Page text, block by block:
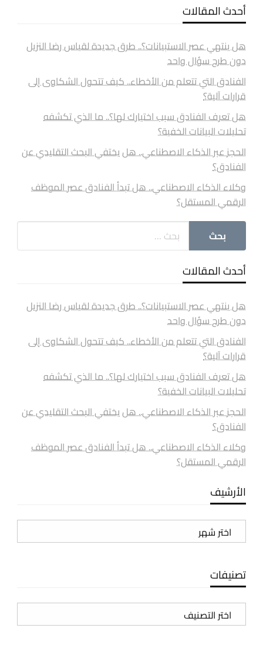
أحدث المقالات
هل ينتهي عصر الاستبيانات؟.. طرق جديدة لقياس رضا النزيل
دون طرح سؤال واحد
الفنادق التي تتعلم من الأخطاء.. كيف تتحول الشكاوى إلى
قرارات آلية؟
هل تعرف الفنادق سبب اختيارك لها؟.. ما الذي تكشفه
تحليلات البيانات الخفية؟
الحجز عبر الذكاء الاصطناعي.. هل يختفي البحث التقليدي عن
الفنادق؟
وكلاء الذكاء الاصطناعي.. هل تبدأ الفنادق عصر الموظف
الرقمي المستقل؟
أحدث المقالات
هل ينتهي عصر الاستبيانات؟.. طرق جديدة لقياس رضا النزيل
دون طرح سؤال واحد
الفنادق التي تتعلم من الأخطاء.. كيف تتحول الشكاوى إلى
قرارات آلية؟
هل تعرف الفنادق سبب اختيارك لها؟.. ما الذي تكشفه
تحليلات البيانات الخفية؟
الحجز عبر الذكاء الاصطناعي.. هل يختفي البحث التقليدي عن
الفنادق؟
وكلاء الذكاء الاصطناعي.. هل تبدأ الفنادق عصر الموظف
الرقمي المستقل؟
الأرشيف
الأرشيف
تصنيفات
تصنيفات